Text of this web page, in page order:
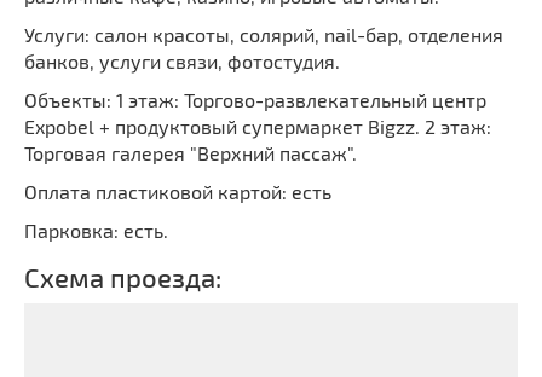
Услуги: салон красоты, солярий, nail-бар, отделения
банков, услуги связи, фотостудия.
Объекты: 1 этаж: Торгово-развлекательный центр
Expobel + продуктовый супермаркет Bigzz. 2 этаж:
Торговая галерея "Верхний пассаж".
Оплата пластиковой картой: есть
Парковка: есть.
Схема проезда: